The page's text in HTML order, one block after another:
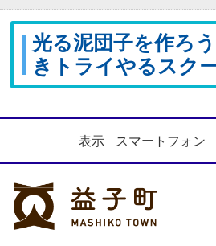
光る泥団子を作ろ
きトライやるスクー
表示 スマートフォン